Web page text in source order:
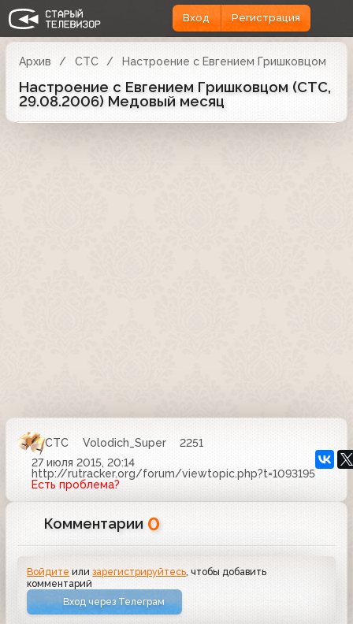
Вход Регистрация
Архив СТС Настроение с Евгением Гришковцом
Настроение с Евгением Гришковцом (СТС,
29.08.2006) Медовый месяц
СТС Volodich_Super
2251
27 июля 2015, 20:14
http://rutracker.org/forum/viewtopic.php?t=1093195
Есть проблема?
Комментарии 0
Войдите илизарегистрируйтесь , чтобы добавить
комментарий
Вход через Телеграм